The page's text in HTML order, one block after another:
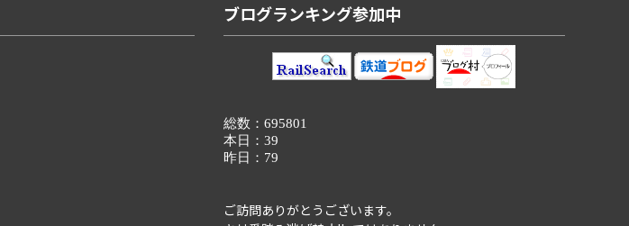
ブログランキング参加中
ご訪問ありがとうございます。